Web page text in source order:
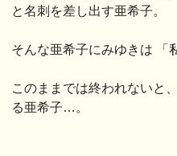
と名刺を差し出す亜希子。
そんな亜希子にみゆきは 「
このままでは終われないと
る亜希子…。